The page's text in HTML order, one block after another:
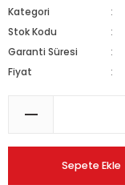
Kategori
Stok Kodu
Garanti Süresi
Fiyat
Sepete Ekle